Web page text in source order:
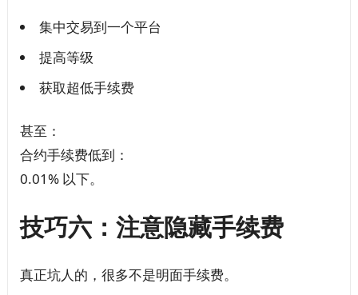
集中交易到一个平台
提高等级
获取超低手续费
甚至：
合约手续费低到：
0.01% 以下。
技巧六：注意隐藏手续费
真正坑人的，很多不是明面手续费。